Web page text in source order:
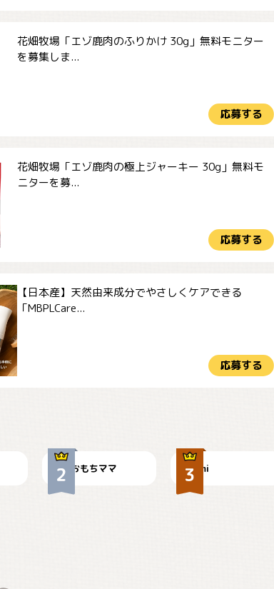
花畑牧場「エゾ鹿肉のふりかけ 30g」無料モニター
を募集しま...
応募する
花畑牧場「エゾ鹿肉の極上ジャーキー 30g」無料モ
ニターを募...
応募する
【日本産】天然由来成分でやさしくケアできる
「MBPLCare...
応募する
おもちママ mi